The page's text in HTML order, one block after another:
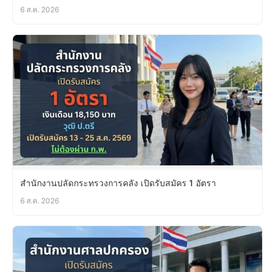
6 ส.ค. 2026
สำนักงานปลัดกระทรวงการคลัง เปิดรับสมัคร 1 อัตรา
6 ส.ค. 2026